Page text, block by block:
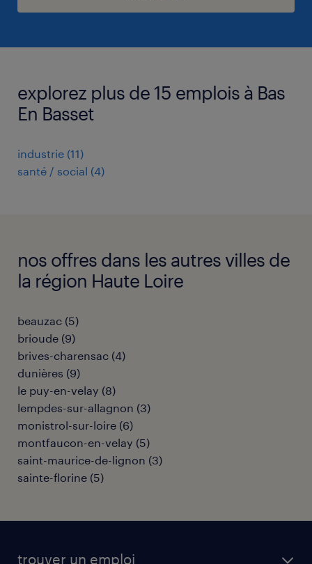
explorez plus de 15 emplois à Bas
En Basset
industrie (11)
santé / social (4)
nos offres dans les autres villes de
la région Haute Loire
beauzac (5)
brioude (9)
brives-charensac (4)
dunières (9)
le puy-en-velay (8)
lempdes-sur-allagnon (3)
monistrol-sur-loire (6)
montfaucon-en-velay (5)
saint-maurice-de-lignon (3)
sainte-florine (5)
trouver un emploi